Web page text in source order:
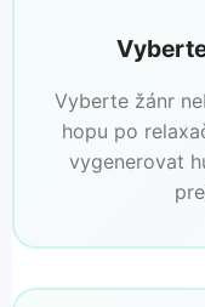
Vyberte žánr
hopu po
vygenerovat